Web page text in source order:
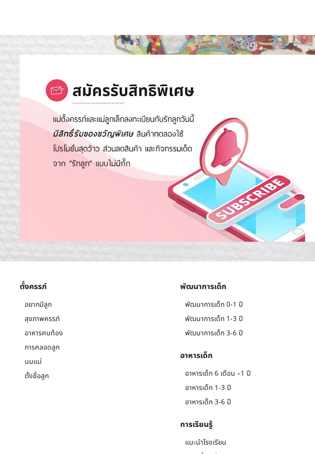
ตั้งครรภ์
อยากมีลูก
สุขภาพครรภ์
อาหารคนท้อง
การคลอดลูก
นมแม่
ตั้งชื่อลูก
พัฒนาการเด็ก
พัฒนาการเด็ก 0-1 ปี
พัฒนาการเด็ก 1-3 ปี
พัฒนาการเด็ก 3-6 ปี
อาหารเด็ก
อาหารเด็ก 6 เดือน –1 ปี
อาหารเด็ก 1-3 ปี
อาหารเด็ก 3-6 ปี
การเรียนรู้
แนะนำโรงเรียน